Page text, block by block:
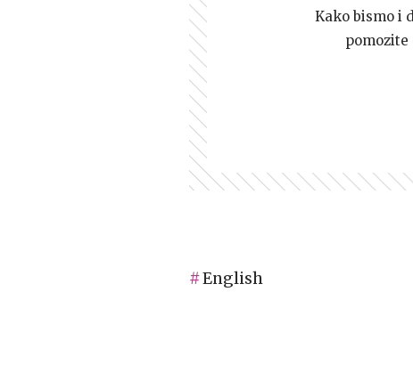
Kako bismo i
pomozite
English